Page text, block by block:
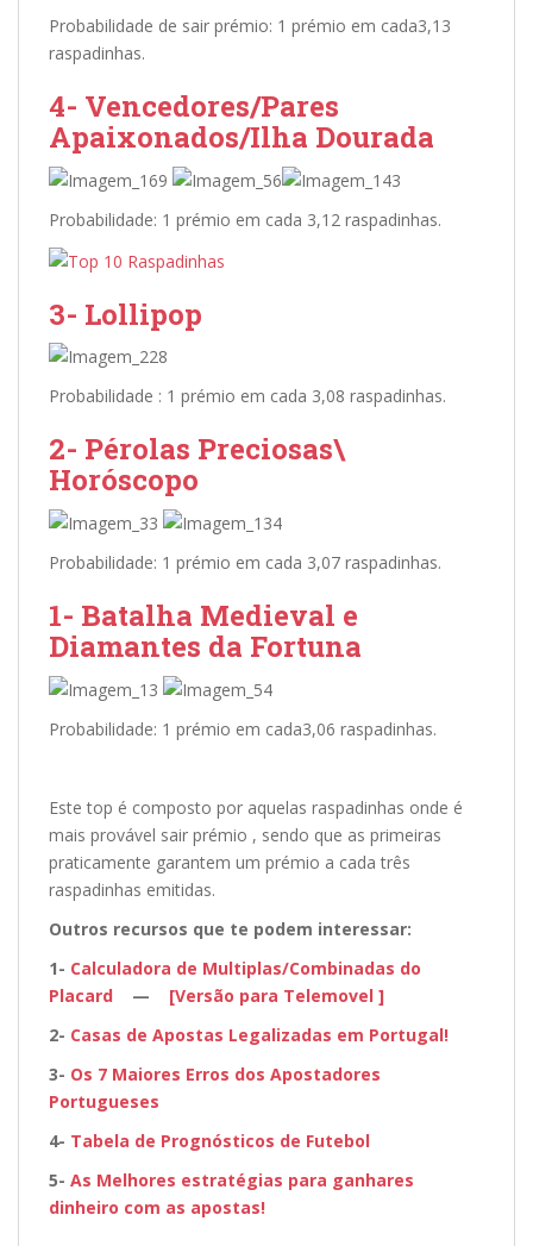
Probabilidade de sair prémio: 1 prémio em cada3,13
raspadinhas.
4- Vencedores/Pares
Apaixonados/Ilha Dourada
Probabilidade: 1 prémio em cada 3,12 raspadinhas.
3- Lollipop
Probabilidade : 1 prémio em cada 3,08 raspadinhas.
2- Pérolas Preciosas\
Horóscopo
Probabilidade: 1 prémio em cada 3,07 raspadinhas.
1- Batalha Medieval e
Diamantes da Fortuna
Probabilidade: 1 prémio em cada3,06 raspadinhas.
Este top é composto por aquelas raspadinhas onde é
mais provável sair prémio , sendo que as primeiras
praticamente garantem um prémio a cada três
raspadinhas emitidas.
Outros recursos que te podem interessar:
1- Calculadora de Multiplas/Combinadas do
Placard
— [Versão para Telemovel ]
2- Casas de Apostas Legalizadas em Portugal!
3- Os 7 Maiores Erros dos Apostadores
Portugueses
4- Tabela de Prognósticos de Futebol
5- As Melhores estratégias para ganhares
dinheiro com as apostas!